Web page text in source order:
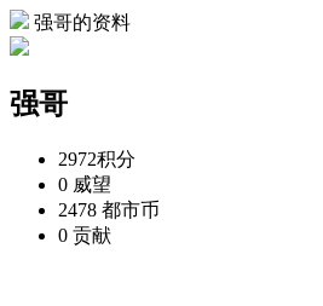
强哥的资料
强哥
2972积分
0 威望
2478 都市币
0 贡献